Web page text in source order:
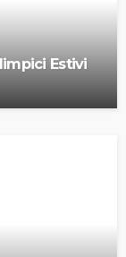
Estivi